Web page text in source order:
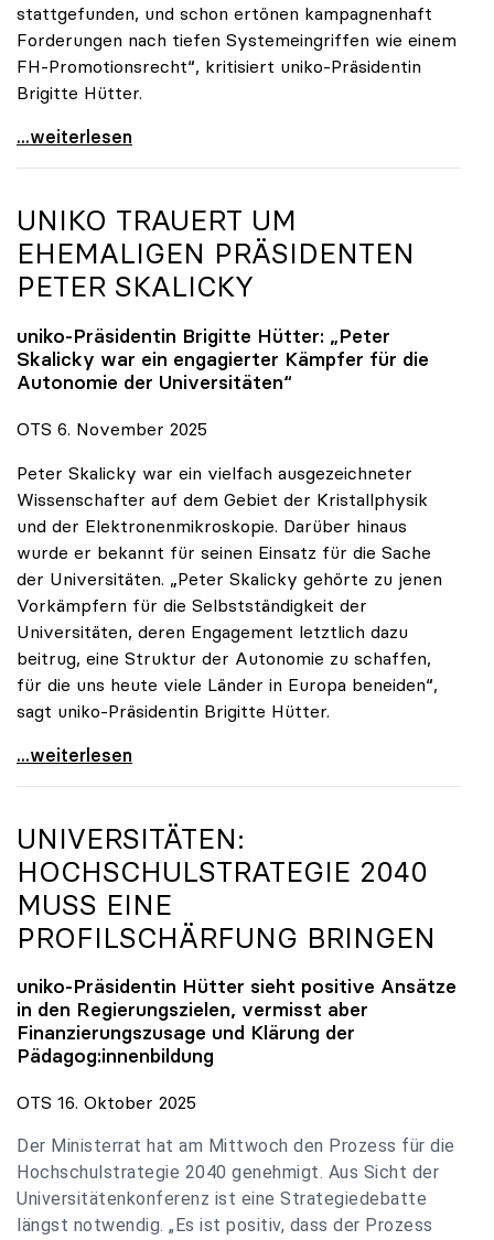
stattgefunden, und schon ertönen kampagnenhaft
Forderungen nach tiefen Systemeingriffen wie einem
FH-Promotionsrecht“, kritisiert uniko-Präsidentin
Brigitte Hütter.
„Deplatzierte Kampagne“: uniko irritiert über
...weiterlesen
UNIKO TRAUERT UM
EHEMALIGEN PRÄSIDENTEN
PETER SKALICKY
uniko-Präsidentin Brigitte Hütter: „Peter
Skalicky war ein engagierter Kämpfer für die
Autonomie der Universitäten“
OTS 6. November 2025
Peter Skalicky war ein vielfach ausgezeichneter
Wissenschafter auf dem Gebiet der Kristallphysik
und der Elektronenmikroskopie. Darüber hinaus
wurde er bekannt für seinen Einsatz für die Sache
der Universitäten. „Peter Skalicky gehörte zu jenen
Vorkämpfern für die Selbstständigkeit der
Universitäten, deren Engagement letztlich dazu
beitrug, eine Struktur der Autonomie zu schaffen,
für die uns heute viele Länder in Europa beneiden“,
sagt uniko-Präsidentin Brigitte Hütter.
uniko trauert um ehemaligen Präsidenten Peter
...weiterlesen
UNIVERSITÄTEN:
HOCHSCHULSTRATEGIE 2040
MUSS EINE
PROFILSCHÄRFUNG BRINGEN
uniko-Präsidentin Hütter sieht positive Ansätze
in den Regierungszielen, vermisst aber
Finanzierungszusage und Klärung der
Pädagog:innenbildung
OTS 16. Oktober 2025
Der Ministerrat hat am Mittwoch den Prozess für die
Hochschulstrategie 2040 genehmigt. Aus Sicht der
Universitätenkonferenz ist eine Strategiedebatte
längst notwendig. „Es ist positiv, dass der Prozess